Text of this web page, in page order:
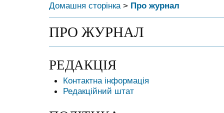
Домашня сторінка> Про журнал
ПРО ЖУРНАЛ
РЕДАКЦІЯ
Контактна інформація
Редакційний штат